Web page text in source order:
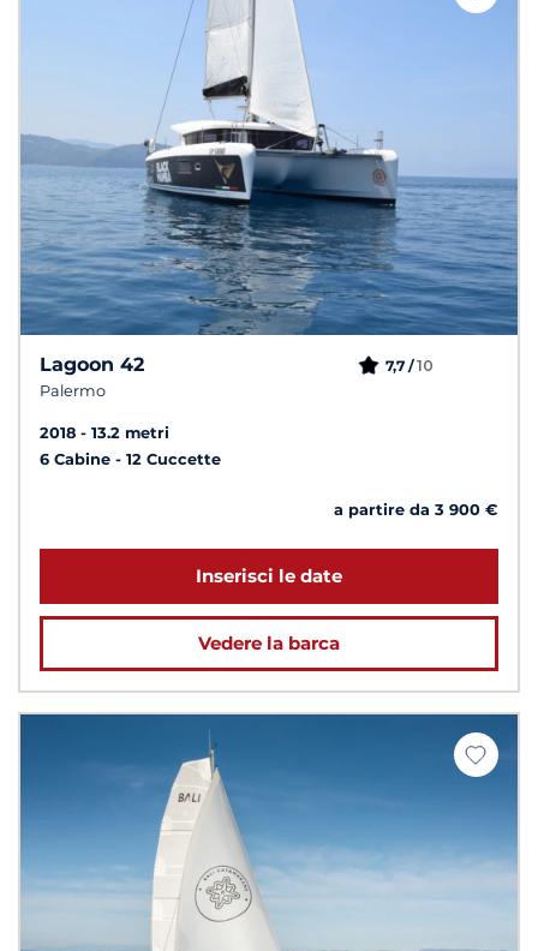
Lagoon 42
Palermo
7,7 /10
2018
13.2 metri
6 Cabine
12 Cuccette
a partire da 3 900 €
Inserisci le date
Vedere la barca